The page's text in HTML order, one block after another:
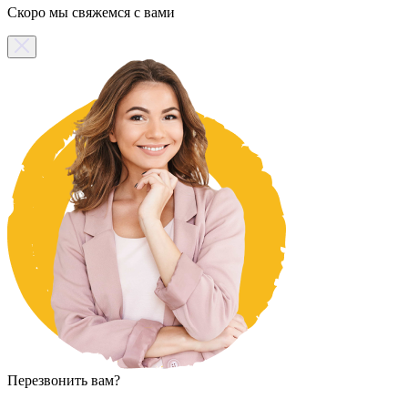
Скоро мы свяжемся с вами
Перезвонить вам?